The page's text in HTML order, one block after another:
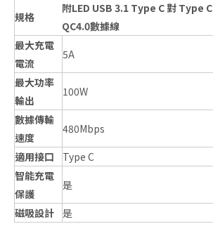
規格
附LED USB 3.1 Type C 對 Type C
QC4.0數據線
最大充電
電流
5A
最大功率
輸出
100W
數據傳輸
速度
480Mbps
適用接口
Type C
智能充電
保護
是
磁吸設計 是